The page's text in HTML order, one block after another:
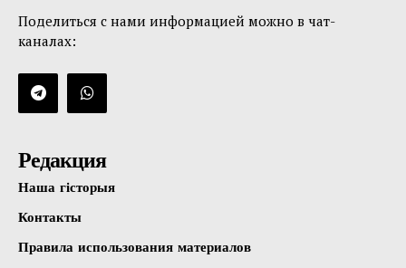
Поделиться с нами информацией можно в чат-
каналах:
Редакция
Наша гісторыя
Контакты
Правила использования материалов